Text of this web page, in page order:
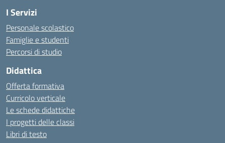
I Servizi
Personale scolastico
Famiglie e studenti
Percorsi di studio
Didattica
Offerta formativa
Curricolo verticale
Le schede didattiche
I progetti delle classi
Libri di testo